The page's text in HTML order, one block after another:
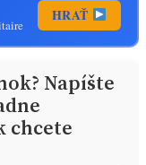
HRAŤ
Napíšte
chcete